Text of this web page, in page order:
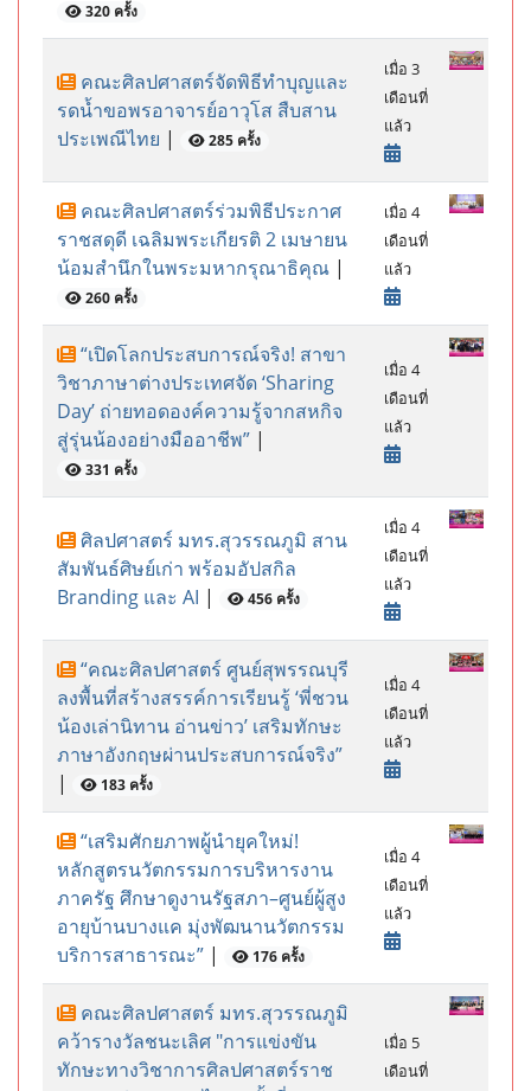
320 ครั้ง
คณะศิลปศาสตร์จัดพิธีทำบุญและ
รดน้ำขอพรอาจารย์อาวุโส สืบสาน
ประเพณีไทย | 285 ครั้ง
เมื่อ 3
เดือนที่
แล้ว
คณะศิลปศาสตร์ร่วมพิธีประกาศ
ราชสดุดี เฉลิมพระเกียรติ 2 เมษายน
น้อมสำนึกในพระมหากรุณาธิคุณ |
260 ครั้ง
เมื่อ 4
เดือนที่
แล้ว
“เปิดโลกประสบการณ์จริง! สาขา
วิชาภาษาต่างประเทศจัด ‘Sharing
Day’ ถ่ายทอดองค์ความรู้จากสหกิจ
สู่รุ่นน้องอย่างมืออาชีพ” |
331 ครั้ง
เมื่อ 4
เดือนที่
แล้ว
ศิลปศาสตร์ มทร.สุวรรณภูมิ สาน
สัมพันธ์ศิษย์เก่า พร้อมอัปสกิล
Branding และ AI | 456 ครั้ง
เมื่อ 4
เดือนที่
แล้ว
“คณะศิลปศาสตร์ ศูนย์สุพรรณบุรี
ลงพื้นที่สร้างสรรค์การเรียนรู้ ‘พี่ชวน
น้องเล่านิทาน อ่านข่าว’ เสริมทักษะ
ภาษาอังกฤษผ่านประสบการณ์จริง”
|
183 ครั้ง
เมื่อ 4
เดือนที่
แล้ว
“เสริมศักยภาพผู้นำยุคใหม่!
หลักสูตรนวัตกรรมการบริหารงาน
ภาครัฐ ศึกษาดูงานรัฐสภา–ศูนย์ผู้สูง
อายุบ้านบางแค มุ่งพัฒนานวัตกรรม
บริการสาธารณะ” | 176 ครั้ง
เมื่อ 4
เดือนที่
แล้ว
คณะศิลปศาสตร์ มทร.สุวรรณภูมิ
คว้ารางวัลชนะเลิศ "การแข่งขัน
ทักษะทางวิชาการศิลปศาสตร์ราช
เมื่อ 5
เดือนที่